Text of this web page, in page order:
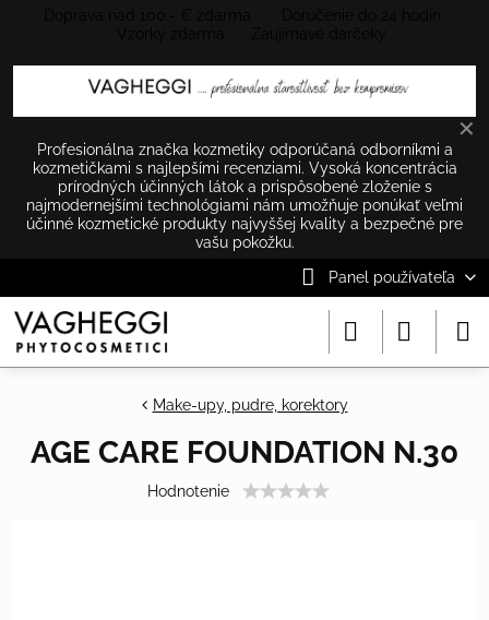
✕
Profesionálna značka kozmetiky odporúčaná odborníkmi a
kozmetičkami s najlepšími recenziami. Vysoká koncentrácia
prírodných účinných látok a prispôsobené zloženie s
najmodernejšími technológiami nám umožňuje ponúkať veľmi
účinné kozmetické produkty najvyššej kvality a bezpečné pre
vašu pokožku.
Panel používateľa
Make-upy, pudre, korektory
AGE CARE FOUNDATION N.30
Hodnotenie